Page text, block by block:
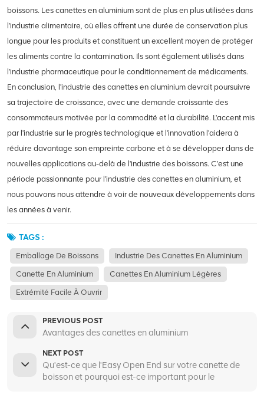
boissons. Les canettes en aluminium sont de plus en plus utilisées dans
l'industrie alimentaire, où elles offrent une durée de conservation plus
longue pour les produits et constituent un excellent moyen de protéger
les aliments contre la contamination. Ils sont également utilisés dans
l'industrie pharmaceutique pour le conditionnement de médicaments.
En conclusion, l'industrie des canettes en aluminium devrait poursuivre
sa trajectoire de croissance, avec une demande croissante des
consommateurs motivée par la commodité et la durabilité. L'accent mis
par l'industrie sur le progrès technologique et l'innovation l'aidera à
réduire davantage son empreinte carbone et à se développer dans de
nouvelles applications au-delà de l'industrie des boissons. C'est une
période passionnante pour l'industrie des canettes en aluminium, et
nous pouvons nous attendre à voir de nouveaux développements dans
les années à venir.
TAGS :
Emballage De Boissons Industrie Des Canettes En Aluminium
Canette En Aluminium Canettes En Aluminium Légères
Extrémité Facile À Ouvrir
PREVIOUS POST
Avantages des canettes en aluminium
NEXT POST
Qu'est-ce que l'Easy Open End sur votre canette de
boisson et pourquoi est-ce important pour le